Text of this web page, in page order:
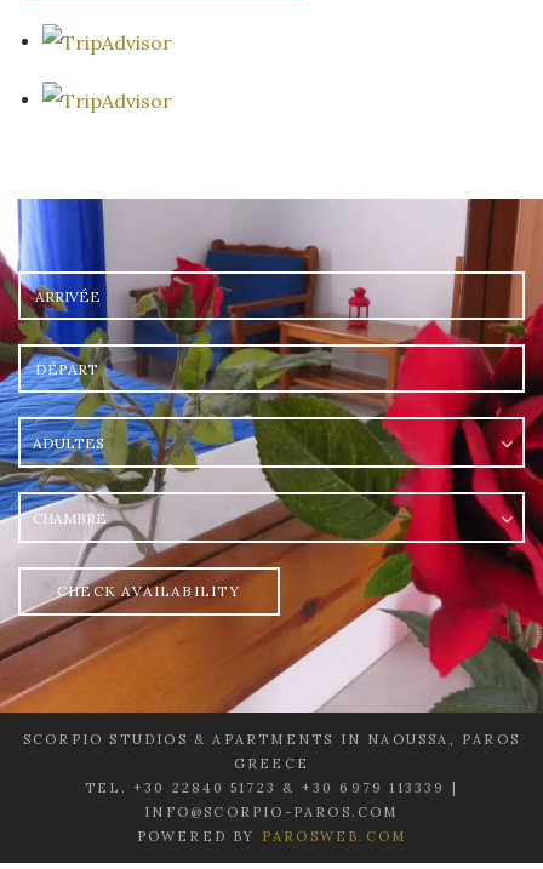
Arrivée
Départ
Adultes
chambre
CHECK AVAILABILITY
SCORPIO STUDIOS & APARTMENTS IN NAOUSSA, PAROS
GREECE
TEL. +30 22840 51723 & +30 6979 113339 |
INFO@SCORPIO-PAROS.COM
POWERED BY PAROSWEB.COM